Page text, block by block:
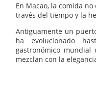
En Macao, la comida
través del tiempo y la
Antiguamente un
ha evolucionado
gastronómico mundial
mezclan con la